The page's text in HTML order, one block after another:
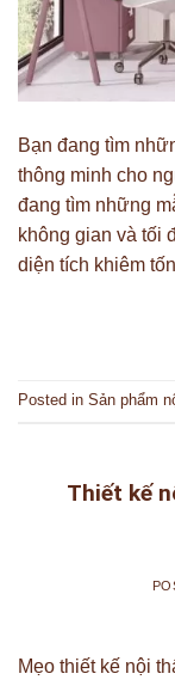
Bạn đang tìm
thông minh cho
đang tìm những
không gian và tối
diện tích khiêm
Posted in Sản phẩm
Thiết kế
Mẹo thiết kế nội